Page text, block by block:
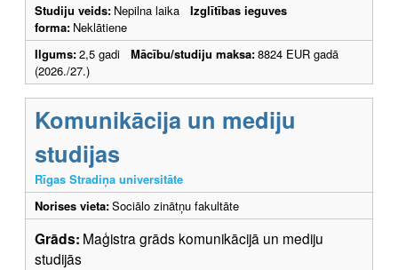
Studiju veids: Nepilna laika Izglītības ieguves
forma: Neklātiene
Ilgums:2,5 gadi Mācību/studiju maksa:8824 EUR gadā
(2026./27.)
Komunikācija un mediju
studijas
Rīgas Stradiņa universitāte
Norises vieta:Sociālo zinātņu fakultāte
Grāds: Maģistra grāds komunikācijā un mediju
studijās